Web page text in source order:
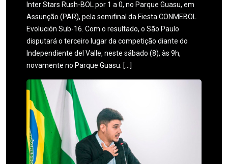
Inter Stars Rush-BOL por 1 a 0, no Parque Guasu, em
Assunção (PAR), pela semifinal da Fiesta CONMEBOL
Evolución Sub-16. Com o resultado, o São Paulo
disputará o terceiro lugar da competição diante do
Independiente del Valle, neste sábado (8), às 9h,
novamente no Parque Guasu. […]